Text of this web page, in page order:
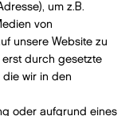
um z.B.
von
unsere Website zu
durch gesetzte
die wir in den
oder aufgrund eines